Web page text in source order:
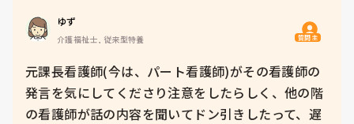
ゆず
介護福祉士, 従来型特養 質問主
元課長看護師(今は、パート看護師)がその看護師の
発言を気にしてくださり注意をしたらしく、他の階
の看護師が話の内容を聞いてドン引きしたって、遅